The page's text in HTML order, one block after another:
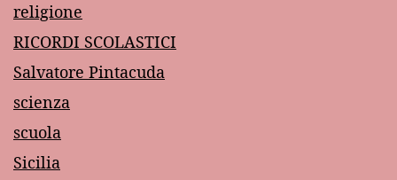
religione
RICORDI SCOLASTICI
Salvatore Pintacuda
scienza
scuola
Sicilia